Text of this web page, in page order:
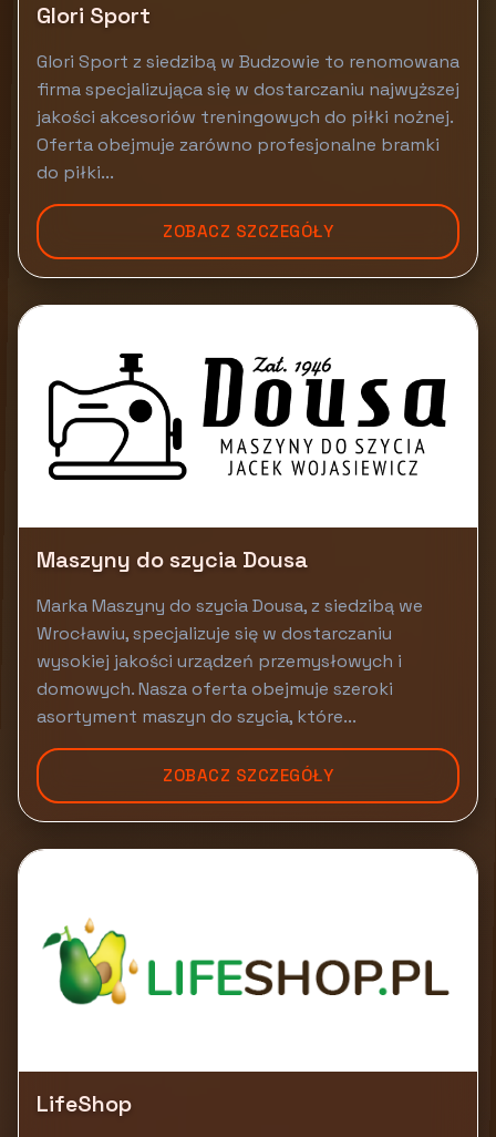
Glori Sport
Glori Sport z siedzibą w Budzowie to renomowana
firma specjalizująca się w dostarczaniu najwyższej
jakości akcesoriów treningowych do piłki nożnej.
Oferta obejmuje zarówno profesjonalne bramki
do piłki...
ZOBACZ SZCZEGÓŁY
Maszyny do szycia Dousa
Marka Maszyny do szycia Dousa, z siedzibą we
Wrocławiu, specjalizuje się w dostarczaniu
wysokiej jakości urządzeń przemysłowych i
domowych. Nasza oferta obejmuje szeroki
asortyment maszyn do szycia, które...
ZOBACZ SZCZEGÓŁY
LifeShop